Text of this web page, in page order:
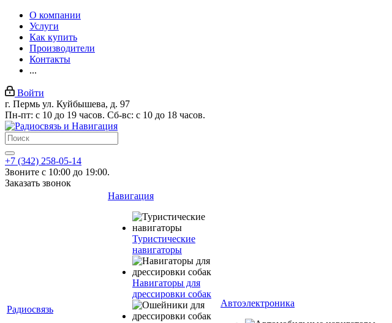
О компании
Услуги
Как купить
Производители
Контакты
...
Войти
г. Пермь ул. Куйбышева, д. 97
Пн-пт: с 10 до 19 часов. Сб-вс: с 10 до 18 часов.
+7 (342) 258-05-14
Звоните с 10:00 до 19:00.
Заказать звонок
Радиосвязь
Навигация
Туристические
навигаторы
Навигаторы для
дрессировки собак
Автоэлектроника